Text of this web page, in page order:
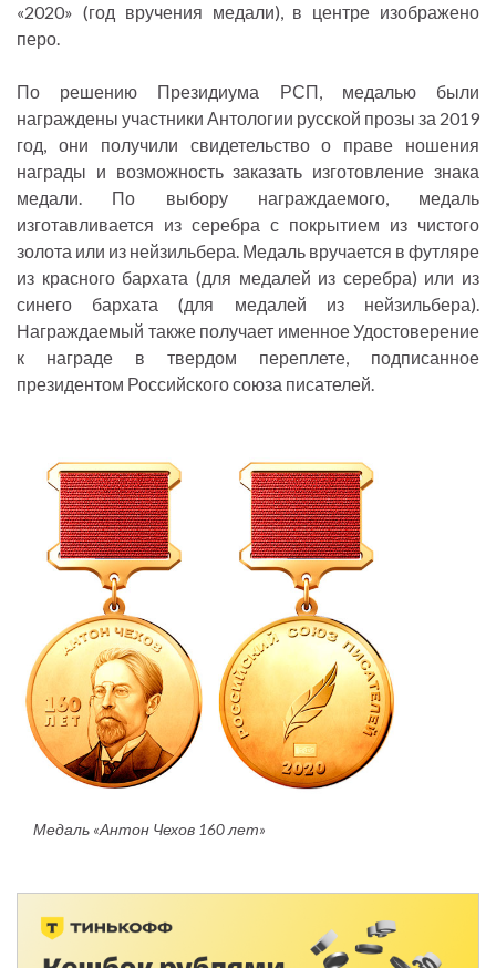
«2020» (год вручения медали), в центре изображено
перо.
По решению Президиума РСП, медалью были
награждены участники Антологии русской прозы за 2019
год, они получили свидетельство о праве ношения
награды и возможность заказать изготовление знака
медали. По выбору награждаемого, медаль
изготавливается из серебра с покрытием из чистого
золота или из нейзильбера. Медаль вручается в футляре
из красного бархата (для медалей из серебра) или из
синего бархата (для медалей из нейзильбера).
Награждаемый также получает именное Удостоверение
к награде в твердом переплете, подписанное
президентом Российского союза писателей.
Медаль «Антон Чехов 160 лет»